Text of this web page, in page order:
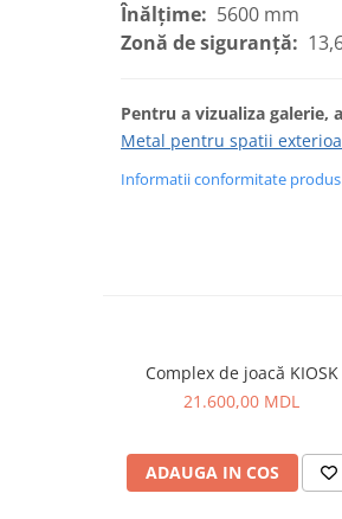
Înălțime: 5600 mm
Zonă de siguranță:
Pentru a vizualiza galerie,
Metal pentru spatii
Informatii conformitate produs
Complex de joacă KIOSK
21.600,00 MDL
ADAUGA IN COS